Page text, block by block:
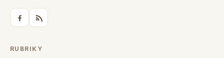
RUBRIKY